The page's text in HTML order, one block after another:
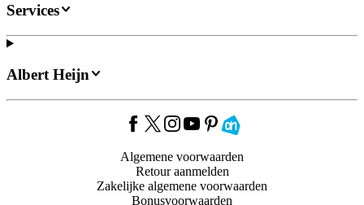
Services
Albert Heijn
Algemene voorwaarden
Retour aanmelden
Zakelijke algemene voorwaarden
Bonusvoorwaarden